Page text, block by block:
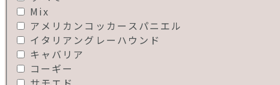
Mix
アメリカンコッカースパニエル
イタリアングレーハウンド
キャバリア
コーギー